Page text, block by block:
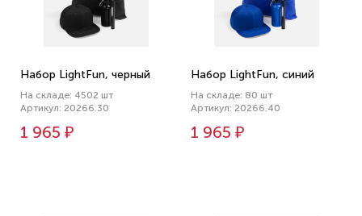
Набор LightFun, черный
На складе: 4502 шт
Артикул: 20266.30
1 965 ₽
Набор LightFun, синий
На складе: 80 шт
Артикул: 20266.40
1 965 ₽